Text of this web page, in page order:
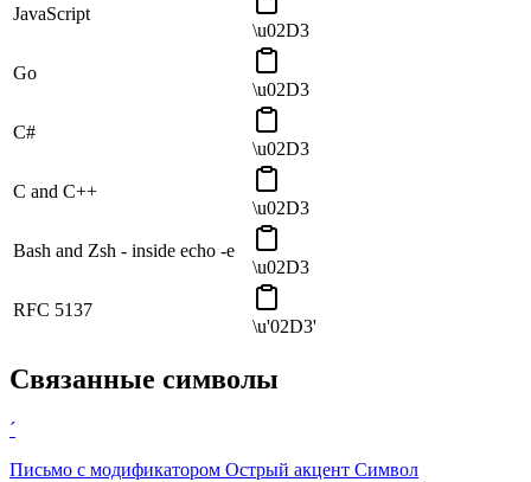
JavaScript
\u02D3
Go
\u02D3
C#
\u02D3
C and C++
\u02D3
Bash and Zsh - inside echo -e
\u02D3
RFC 5137
\u'02D3'
Связанные символы
ˊ
Письмо с модификатором Острый акцент Символ